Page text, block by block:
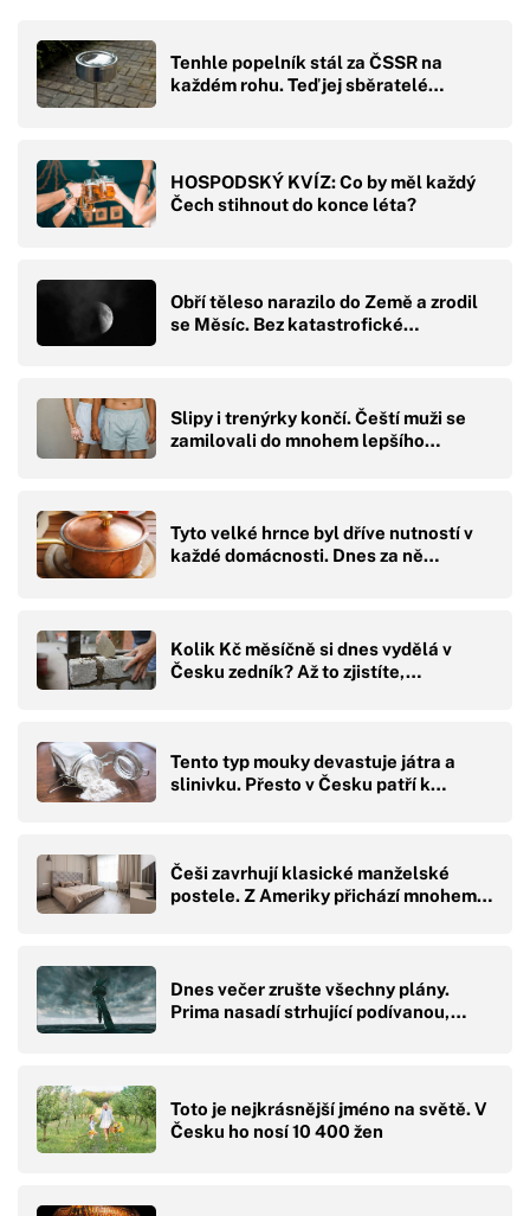
Tenhle popelník stál za ČSSR na
každém rohu. Teď jej sběratelé…
HOSPODSKÝ KVÍZ: Co by měl každý
Čech stihnout do konce léta?
Obří těleso narazilo do Země a zrodil
se Měsíc. Bez katastrofické…
Slipy i trenýrky končí. Čeští muži se
zamilovali do mnohem lepšího…
Tyto velké hrnce byl dříve nutností v
každé domácnosti. Dnes za ně…
Kolik Kč měsíčně si dnes vydělá v
Česku zedník? Až to zjistíte,…
Tento typ mouky devastuje játra a
slinivku. Přesto v Česku patří k…
Češi zavrhují klasické manželské
postele. Z Ameriky přichází mnohem…
Dnes večer zrušte všechny plány.
Prima nasadí strhující podívanou,…
Toto je nejkrásnější jméno na světě. V
Česku ho nosí 10 400 žen